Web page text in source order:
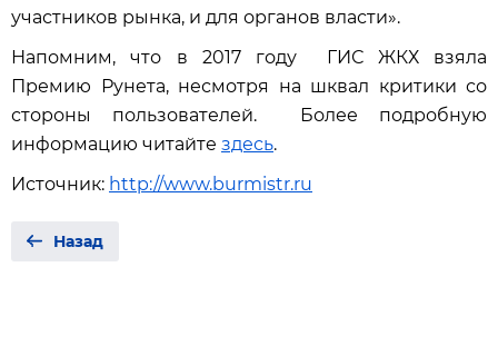
участников рынка, и для органов власти».
Напомним, что в 2017 году ГИС ЖКХ взяла
Премию Рунета, несмотря на шквал критики со
стороны пользователей. Более подробную
информацию читайте здесь.
Источник: http://www.burmistr.ru
Назад